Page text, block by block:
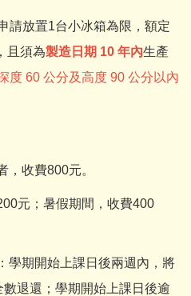
請放置1台小冰箱為限，額定
且須為製造日期 10 年內生產
度 60 公分及高度 90 公分以內
，收費800元。
元；暑假期間，收費400
學期開始上課日後兩週內，將
退還；學期開始上課日後逾